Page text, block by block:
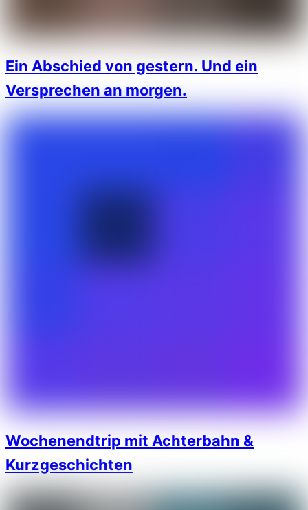
Ein Abschied von gestern. Und ein
Versprechen an morgen.
Wochenendtrip mit Achterbahn &
Kurzgeschichten